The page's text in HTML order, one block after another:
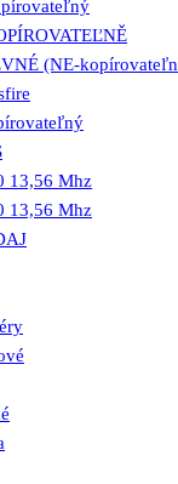
(NE-
13,56 Mhz
13,56 Mhz